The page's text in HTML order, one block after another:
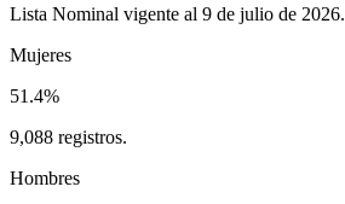
Lista Nominal vigente al 9 de julio de 2026.
Mujeres
51.4%
9,088 registros.
Hombres